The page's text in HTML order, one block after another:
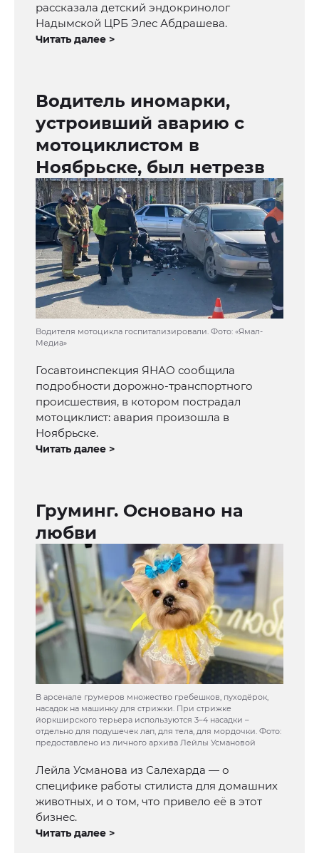
рассказала детский эндокринолог
Надымской ЦРБ Элес Абдрашева.
Читать далее >
Водитель иномарки,
устроивший аварию с
мотоциклистом в
Ноябрьске, был нетрезв
Водителя мотоцикла госпитализировали. Фото: «Ямал-
Медиа»
Госавтоинспекция ЯНАО сообщила
подробности дорожно-транспортного
происшествия, в котором пострадал
мотоциклист: авария произошла в
Ноябрьске.
Читать далее >
Груминг. Основано на
любви
В арсенале грумеров множество гребешков, пуходёрок,
насадок на машинку для стрижки. При стрижке
йоркширского терьера используются 3–4 насадки –
отдельно для подушечек лап, для тела, для мордочки. Фото:
предоставлено из личного архива Лейлы Усмановой
Лейла Усманова из Салехарда — о
специфике работы стилиста для домашних
животных, и о том, что привело её в этот
бизнес.
Читать далее >